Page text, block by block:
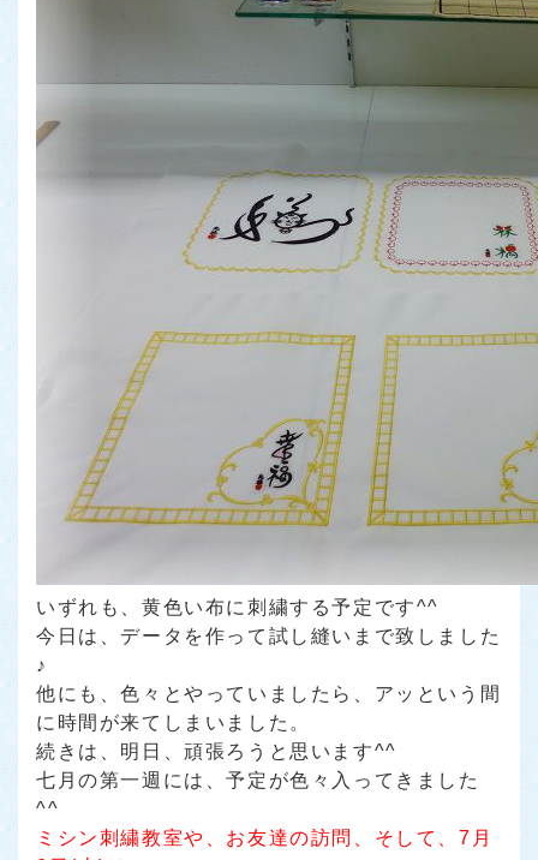
いずれも、黄色い布に刺繍する予定です^^
今日は、データを作って試し縫いまで致しました
♪
他にも、色々とやっていましたら、アッという間
に時間が来てしまいました。
続きは、明日、頑張ろうと思います^^
七月の第一週には、予定が色々入ってきました
^^
ミシン刺繍教室や、お友達の訪問、そして、7月